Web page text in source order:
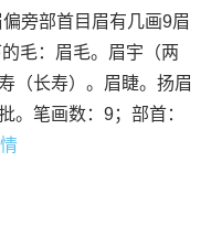
旁部首目眉有几画9眉
毛：眉毛。眉宇（两
（长寿）。眉睫。扬眉
。笔画数：9；部首：